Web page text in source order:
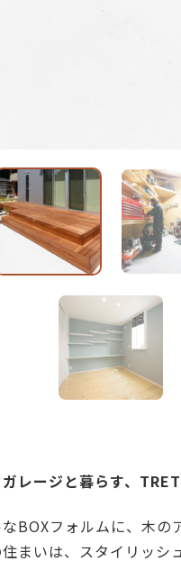
ガレージと暮らす、
BOXフォルムに、木の
まいは、スタイリッシ